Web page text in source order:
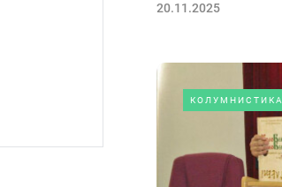
20.11.2025
КОЛУМНИСТИКА